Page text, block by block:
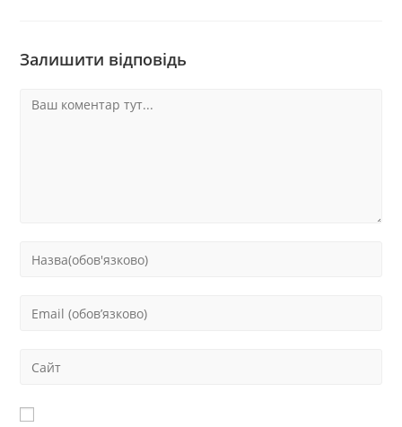
Залишити відповідь